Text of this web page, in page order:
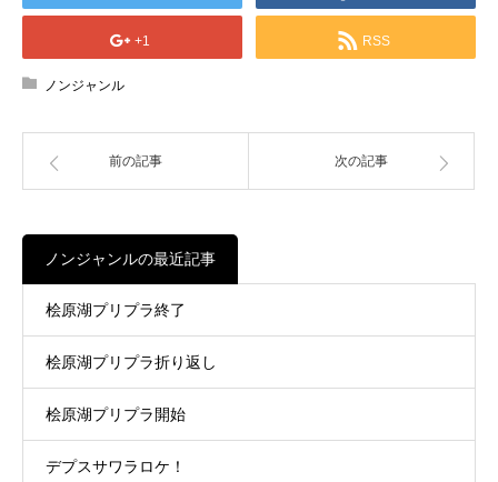
+1 RSS
ノンジャンル
前の記事 次の記事
ノンジャンルの最近記事
桧原湖プリプラ終了
桧原湖プリプラ折り返し
桧原湖プリプラ開始
デプスサワラロケ！